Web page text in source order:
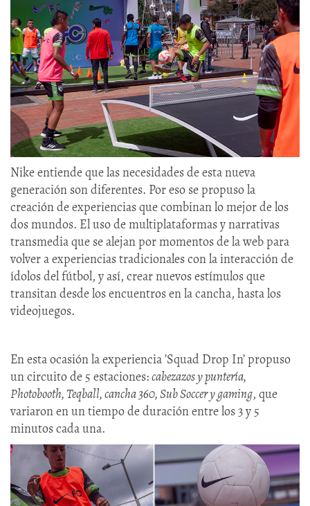
Nike entiende que las necesidades de esta nueva
generación son diferentes. Por eso se propuso la
creación de experiencias que combinan lo mejor de los
dos mundos. El uso de multiplataformas y narrativas
transmedia que se alejan por momentos de la web para
volver a experiencias tradicionales con la interacción de
ídolos del fútbol, y así, crear nuevos estímulos que
transitan desde los encuentros en la cancha, hasta los
videojuegos.
En esta ocasión la experiencia ’Squad Drop In’ propuso
un circuito de 5 estaciones:cabezazos y puntería,
Photobooth, Teqball, cancha 360, Sub Soccer y gaming, que
variaron en un tiempo de duración entre los 3 y 5
minutos cada una.